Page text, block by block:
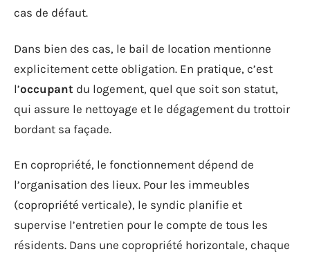
cas de défaut.
Dans bien des cas, le bail de location mentionne
explicitement cette obligation. En pratique, c’est
l’occupant du logement, quel que soit son statut,
qui assure le nettoyage et le dégagement du trottoir
bordant sa façade.
En copropriété, le fonctionnement dépend de
l’organisation des lieux. Pour les immeubles
(copropriété verticale), le syndic planifie et
supervise l’entretien pour le compte de tous les
résidents. Dans une copropriété horizontale, chaque